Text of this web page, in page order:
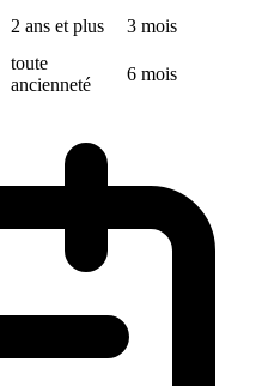
2 ans et plus 3 mois
toute
ancienneté
6 mois